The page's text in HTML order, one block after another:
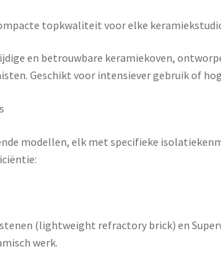
topkwaliteit voor elke
en betrouwbare keramiekoven,
Geschikt voor intensiever gebruik of
modellen, elk met specifieke
(lightweight refractory brick) en
werk.